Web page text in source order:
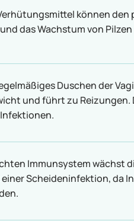
können den
das Wachstum von
Duschen der
und führt zu Reizungen.
Immunsystem wächst
Scheideninfektion, da